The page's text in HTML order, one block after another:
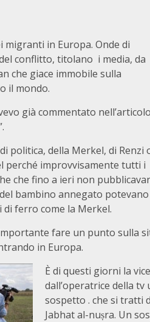
migranti in Europa. Onde di
conflitto, titolano i media, da
che giace immobile sulla
il mondo.
già commentato nell’articolo
politica, della Merkel, di Renzi
perché improvvisamente tutti i
che fino a ieri non
bambino annegato
ferro come la Merkel.
fare un punto sulla
in Europa.
È di questi giorni la
dall’operatrice della tv
sospetto . che si tratti
Jabhat al-nuṣra. Un